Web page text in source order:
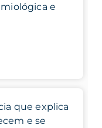
e
que explica
e se